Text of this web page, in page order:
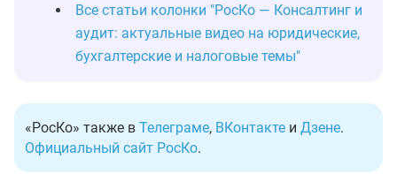
Все статьи колонки "РосКо — Консалтинг и
аудит: актуальные видео на юридические,
бухгалтерские и налоговые темы"
«РосКо» также в Телеграме, ВКонтакте и Дзене.
Официальный сайт РосКо.